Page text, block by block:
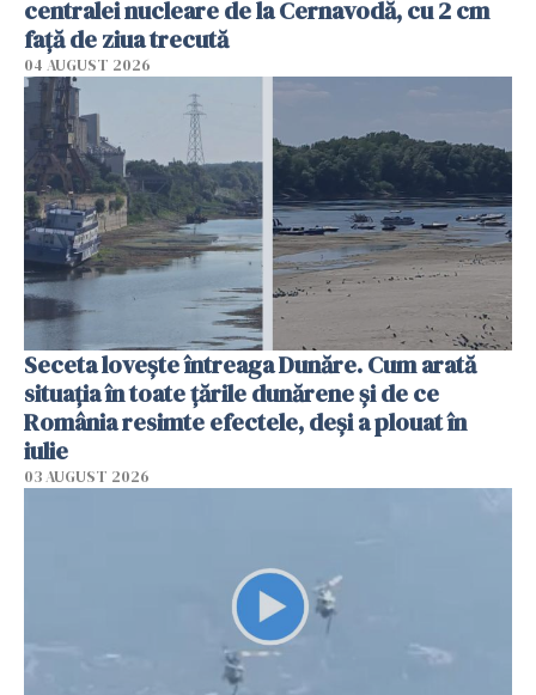
centralei nucleare de la Cernavodă, cu 2 cm
faţă de ziua trecută
04 AUGUST 2026
Seceta lovește întreaga Dunăre. Cum arată
situația în toate țările dunărene și de ce
România resimte efectele, deși a plouat în
iulie
03 AUGUST 2026